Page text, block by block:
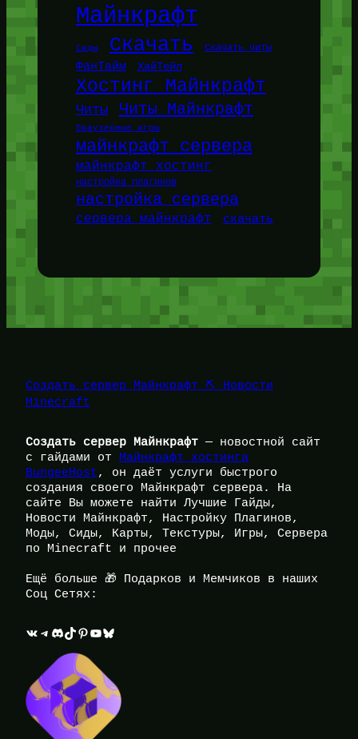
Майнкрафт
Сиды Скачать Скачать читы
ФанТайм ХайТейл
Хостинг Майнкрафт
Читы Читы Майнкрафт
браузерные игры
майнкрафт сервера
майнкрафт хостинг
настройка плагинов
настройка сервера
сервера майнкрафт скачать
Создать сервер Майнкрафт ⛏️ Новости
Minecraft
Создать сервер Майнкрафт — новостной сайт
с гайдами от
Майнкрафт хостинга
BungeeHost, он даёт услуги быстрого
создания своего Майнкрафт сервера. На
сайте Вы можете найти Лучшие Гайды,
Новости Майнкрафт, Настройку Плагинов,
Моды, Сиды, Карты, Текстуры, Игры, Сервера
по Minecraft и прочее
Ещё больше 🎁 Подарков и Мемчиков в наших
Соц Сетях:
ВКонтакте Telegram Discord TikTok Pinterest YouTube Bluesky